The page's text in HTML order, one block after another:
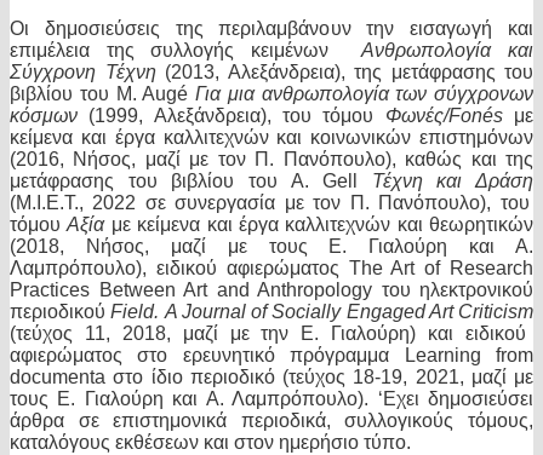
Οι δημοσιεύσεις της περιλαμβάνουν την εισαγωγή και
επιμέλεια της συλλογής κειμένωνΑνθρωπολογία και
Σύγχρονη Τέχνη(2013, Αλεξάνδρεια), της μετάφρασης του
βιβλίου του M. Augé Για μια ανθρωπολογία των σύγχρονων
κόσμων (1999, Αλεξάνδρεια), του τόμου Φωνές/Fonésμε
κείμενα και έργα καλλιτεχνών και κοινωνικών επιστημόνων
(2016, Νήσος, μαζί με τον Π. Πανόπουλο), καθώς και της
μετάφρασης του βιβλίου του Α.Gell Τέχνη και Δράση
(Μ.Ι.Ε.Τ., 2022 σε συνεργασία με τον Π. Πανόπουλο), του
τόμουΑξία με κείμενα και έργα καλλιτεχνών και θεωρητικών
(2018, Νήσος, μαζί με τους Ε. Γιαλούρη και Α.
Λαμπρόπουλο), ειδικού αφιερώματος The Art of Research
Practices Between Art and Anthropology του ηλεκτρονικού
περιοδικούField. A Journal of Socially Engaged Art Criticism
(τεύχος 11, 2018, μαζί με την Ε. Γιαλούρη) και ειδικού
αφιερώματος στο ερευνητικό πρόγραμμα
Learning from
documenta στο ίδιο περιοδικό (τεύχος 18-19, 2021, μαζί με
τους Ε. Γιαλούρη και Α. Λαμπρόπουλο). ‘Εχει δημοσιεύσει
άρθρα σε επιστημονικά περιοδικά, συλλογικούς τόμους,
καταλόγους εκθέσεων και στον ημερήσιο τύπο.